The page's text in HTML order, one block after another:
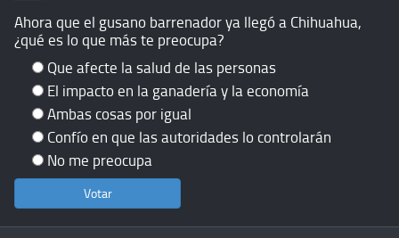
Ahora que el gusano barrenador ya llegó a Chihuahua,
¿qué es lo que más te preocupa?
Que afecte la salud de las personas
El impacto en la ganadería y la economía
Ambas cosas por igual
Confío en que las autoridades lo controlarán
No me preocupa